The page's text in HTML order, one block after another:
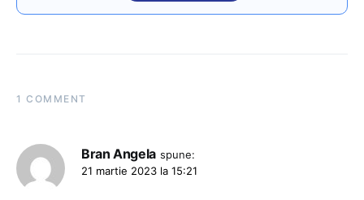
1 COMMENT
Bran Angela spune:
21 martie 2023 la 15:21